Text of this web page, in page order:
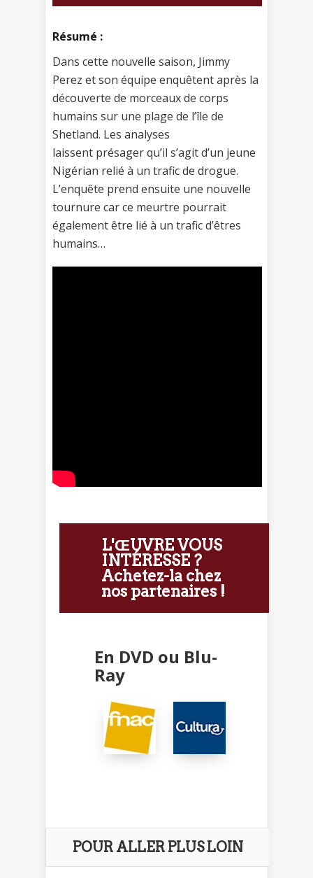
Résumé :
Dans cette nouvelle saison, Jimmy
Perez et son équipe enquêtent après la
découverte de morceaux de corps
humains sur une plage de l’île de
Shetland. Les analyses
laissent présager qu’il s’agit d’un jeune
Nigérian relié à un trafic de drogue.
L’enquête prend ensuite une nouvelle
tournure car ce meurtre pourrait
également être lié à un trafic d’êtres
humains…
L'ŒUVRE VOUS
INTÉRESSE ?
Achetez-la chez
nos partenaires !
En DVD ou Blu-
Ray
POUR ALLER PLUS LOIN